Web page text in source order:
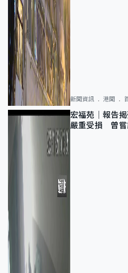
新聞資訊 港聞
宏福苑｜報告
嚴重受損 曾嘗